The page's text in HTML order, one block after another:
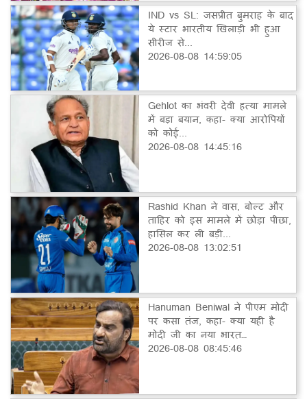
IND vs SL: जसप्रीत बुमराह के बाद
ये स्टार भारतीय खिलाड़ी भी हुआ
सीरीज से...
2026-08-08 14:59:05
Gehlot का भंवरी देवी हत्या मामले
में बड़ा बयान, कहा- क्या आरोपियों
को कोई...
2026-08-08 14:45:16
Rashid Khan ने वास, बोल्ट और
ताहिर को इस मामले में छोड़ा पीछा,
हासिल कर ली बड़ी...
2026-08-08 13:02:51
Hanuman Beniwal ने पीएम मोदी
पर कसा तंज, कहा- क्या यही है
मोदी जी का नया भारत…
2026-08-08 08:45:46